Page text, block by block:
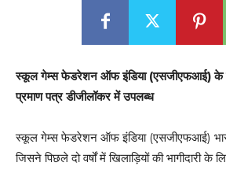
स्कूल गेम्स फेडरेशन ऑफ इंडिया (एसजीएफआई) के
प्रमाण पत्र डीजीलॉकर में उपलब्ध
स्कूल गेम्स फेडरेशन ऑफ इंडिया (एसजीएफआई)
जिसने पिछले दो वर्षों में खिलाड़ियों की भागीदारी के